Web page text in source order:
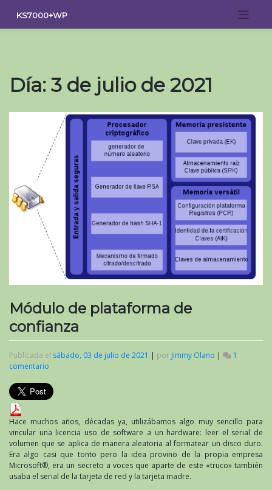
contenido
KS7000+WP
Día: 3 de julio de 2021
Módulo de plataforma de
confianza
Publicada el sábado, 03 de julio de 2021 | por Jimmy Olano |
1
comentario
de
plataforma
confianza
Hace muchos años, décadas ya, utilizábamos algo muy sencillo para
vincular una licencia uso de software a un hardware: leer el serial de
volumen que se aplica de manera aleatoria al formatear un disco duro.
Era algo casi que tonto pero la idea provino de la propia empresa
Microsoft®, era un secreto a voces que aparte de este «truco» también
usaba el serial de la tarjeta de red y la tarjeta madre.